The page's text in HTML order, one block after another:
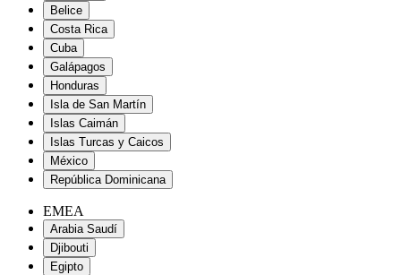
Belice
Costa Rica
Cuba
Galápagos
Honduras
Isla de San Martín
Islas Caimán
Islas Turcas y Caicos
México
República Dominicana
EMEA
Arabia Saudí
Djibouti
Egipto